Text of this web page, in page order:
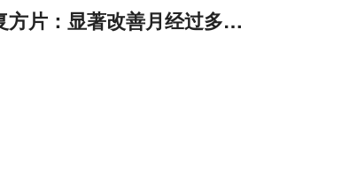
片：显著改善月经过多和疼痛!